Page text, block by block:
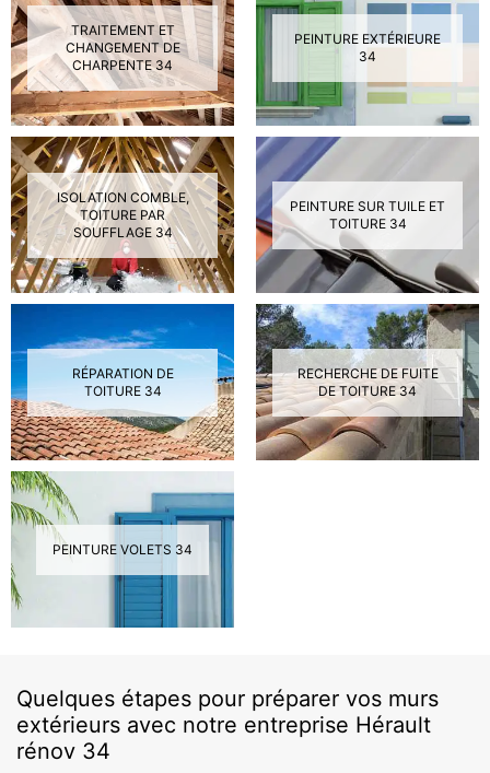
TRAITEMENT ET
CHANGEMENT DE
CHARPENTE 34
PEINTURE EXTÉRIEURE
34
ISOLATION COMBLE,
TOITURE PAR
SOUFFLAGE 34
PEINTURE SUR TUILE ET
TOITURE 34
RÉPARATION DE
TOITURE 34
RECHERCHE DE FUITE
DE TOITURE 34
PEINTURE VOLETS 34
Quelques étapes pour préparer vos murs
extérieurs avec notre entreprise Hérault
rénov 34